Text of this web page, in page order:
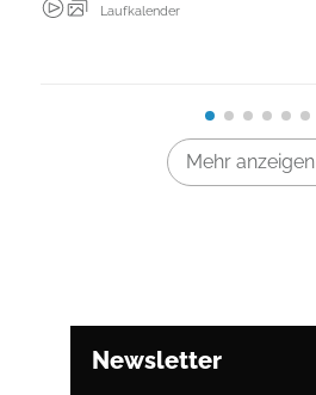
Laufkalender
Mehr anzeigen
Newsletter